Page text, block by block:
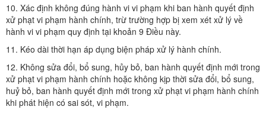
10. Xác định không đúng hành vi vi phạm khi ban hành quyết định
xử phạt vi phạm hành chính, trừ trường hợp bị xem xét xử lý về
hành vi vi phạm quy định tại khoản 9 Điều này.
11. Kéo dài thời hạn áp dụng biện pháp xử lý hành chính.
12. Không sửa đổi, bổ sung, hủy bỏ, ban hành quyết định mới trong
xử phạt vi phạm hành chính hoặc không kịp thời sửa đổi, bổ sung,
huỷ bỏ, ban hành quyết định mới trong xử phạt vi phạm hành chính
khi phát hiện có sai sót, vi phạm.